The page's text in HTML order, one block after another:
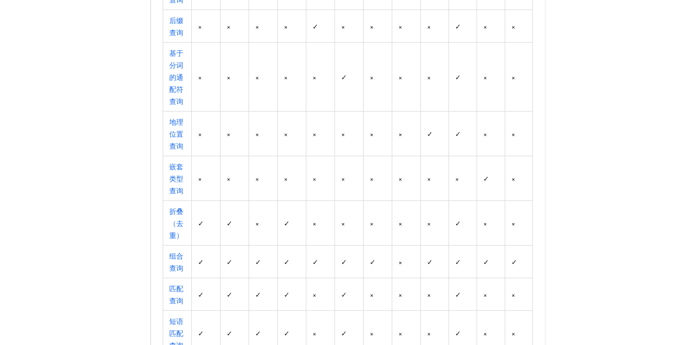
后缀
查询
× × × × ✓ × × × × ✓ × ×
基于
分词
的通
配符
查询
× × × × × ✓ × × × ✓ × ×
地理
位置
查询
× × × × × × × × ✓ ✓ × ×
嵌套
类型
查询
× × × × × × × × × × ✓ ×
折叠
（去
重）
✓ ✓ × ✓ × × × × × ✓ × ×
组合
查询
✓ ✓ ✓ ✓ ✓ ✓ ✓ × ✓ ✓ ✓ ✓
匹配
查询
✓ ✓ ✓ ✓ × ✓ × × × ✓ × ×
短语
匹配
✓ ✓ ✓ ✓ × ✓ × × × ✓ × ×